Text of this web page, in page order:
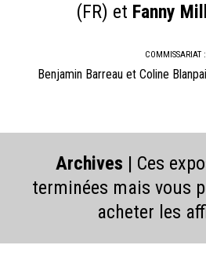
(FR) et Fanny
COMMISSARIAT :
Benjamin Barreau et Coline
Archives | Ces
terminées mais vous
acheter les